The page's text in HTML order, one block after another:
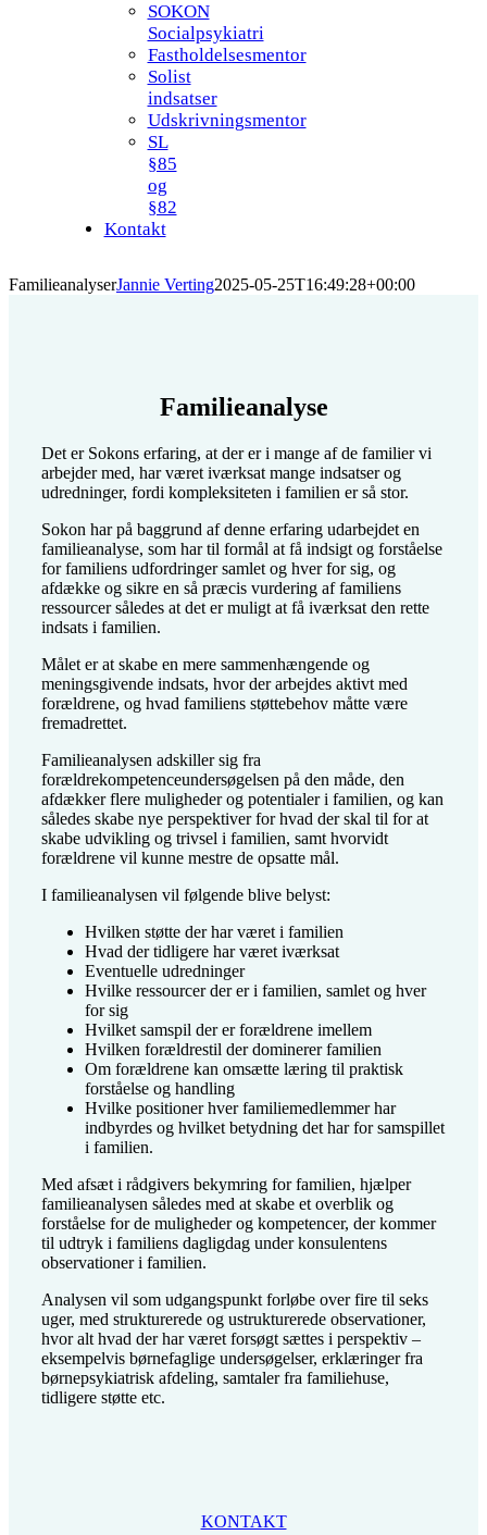
SOKON
Socialpsykiatri
Fastholdelsesmentor
Solist
indsatser
Udskrivningsmentor
SL
§85
og
§82
Kontakt
FamilieanalyserJannie Verting2025-05-25T16:49:28+00:00
Familieanalyse
Det er Sokons erfaring, at der er i mange af de familier vi
arbejder med, har været iværksat mange indsatser og
udredninger, fordi kompleksiteten i familien er så stor.
Sokon har på baggrund af denne erfaring udarbejdet en
familieanalyse, som har til formål at få indsigt og forståelse
for familiens udfordringer samlet og hver for sig, og
afdække og sikre en så præcis vurdering af familiens
ressourcer således at det er muligt at få iværksat den rette
indsats i familien.
Målet er at skabe en mere sammenhængende og
meningsgivende indsats, hvor der arbejdes aktivt med
forældrene, og hvad familiens støttebehov måtte være
fremadrettet.
Familieanalysen adskiller sig fra
forældrekompetenceundersøgelsen på den måde, den
afdækker flere muligheder og potentialer i familien, og kan
således skabe nye perspektiver for hvad der skal til for at
skabe udvikling og trivsel i familien, samt hvorvidt
forældrene vil kunne mestre de opsatte mål.
I familieanalysen vil følgende blive belyst:
Hvilken støtte der har været i familien
Hvad der tidligere har været iværksat
Eventuelle udredninger
Hvilke ressourcer der er i familien, samlet og hver
for sig
Hvilket samspil der er forældrene imellem
Hvilken forældrestil der dominerer familien
Om forældrene kan omsætte læring til praktisk
forståelse og handling
Hvilke positioner hver familiemedlemmer har
indbyrdes og hvilket betydning det har for samspillet
i familien.
Med afsæt i rådgivers bekymring for familien, hjælper
familieanalysen således med at skabe et overblik og
forståelse for de muligheder og kompetencer, der kommer
til udtryk i familiens dagligdag under konsulentens
observationer i familien.
Analysen vil som udgangspunkt forløbe over fire til seks
uger, med strukturerede og ustrukturerede observationer,
hvor alt hvad der har været forsøgt sættes i perspektiv –
eksempelvis børnefaglige undersøgelser, erklæringer fra
børnepsykiatrisk afdeling, samtaler fra familiehuse,
tidligere støtte etc.
KONTAKT